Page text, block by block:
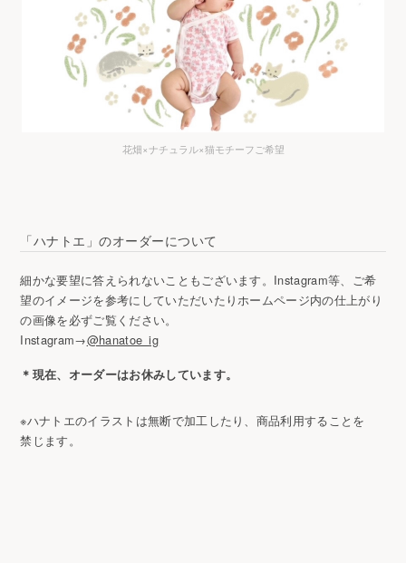
花畑×ナチュラル×猫モチーフご希望
「ハナトエ」のオーダーについて
細かな要望に答えられないこともございます。Instagram等、ご希
望のイメージを参考にしていただいたりホームページ内の仕上がり
の画像を必ずご覧ください。
Instagram→@hanatoe_ig
＊現在、オーダーはお休みしています。
※ハナトエのイラストは無断で加工したり、商品利用することを
禁じます。